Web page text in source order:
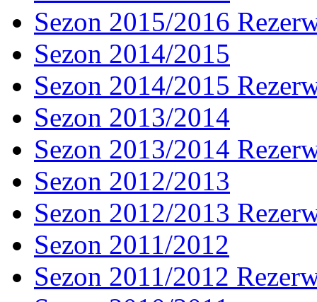
Sezon 2015/2016
Sezon 2014/2015
Sezon 2014/2015
Sezon 2013/2014
Sezon 2013/2014
Sezon 2012/2013
Sezon 2012/2013
Sezon 2011/2012
Sezon 2011/2012